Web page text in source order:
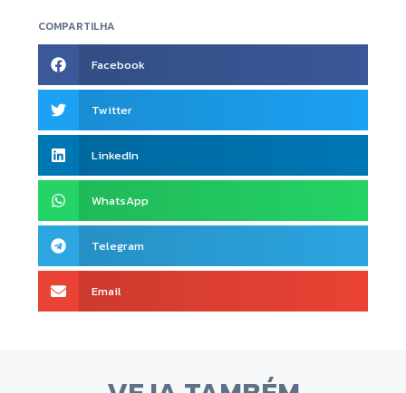
COMPARTILHA
Facebook
Twitter
LinkedIn
WhatsApp
Telegram
Email